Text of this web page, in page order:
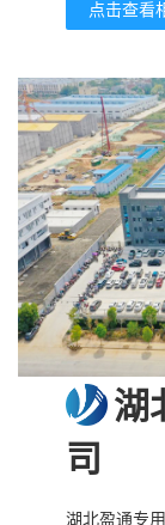
点击查看
湖
司
湖北盈通专